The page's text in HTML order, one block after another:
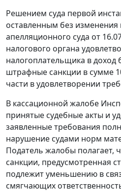
Решением суда первой
оставленным без изменения
апелляционного суда от
налогового органа
налогоплательщика в доход
штрафные санкции в сумме
части в удовлетворении
В кассационной жалобе
принятые судебные акты и
заявленные требования
нарушение судами норм
Податель жалобы полагает,
санкции, предусмотренная
подлежит уменьшению в
смягчающих